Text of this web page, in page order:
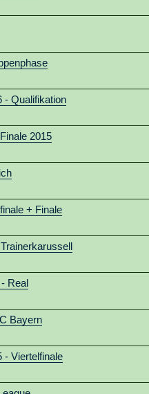
- Qualifikation
2015
+ Finale
Real
Bayern
- Viertelfinale